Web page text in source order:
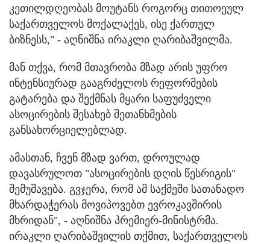
კეთილდღეობას მოუტანს როგორც თითოეულ
საქართველოს მოქალაქეს, ისე ქართულ
ბიზნესს," - აღნიშნა ირაკლი ღარიბაშვილმა.
მან თქვა, რომ მთავრობა მზად არის უფრო
ინტენსიურად გააგრძელოს რეფორმების
გატარება და შექმნას მყარი საფუძველი
ასოცირების შესახებ შეთანხმების
განსახორციელებლად.
ამასთან, ჩვენ მზად ვართ, დროულად
დავასრულოთ "ასოცირების დღის წესრიგის"
შემუშავება. გვჯერა, რომ ამ საქმეში სათანადო
მხარდაჭერას მოვიპოვებთ ევროკავშირის
მხრიდან", - აღნიშნა პრემიერ-მინისტრმა.
ირაკლი ღარიბაშვილის თქმით, საქართველოს